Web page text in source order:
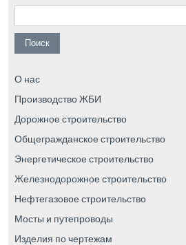
Найти:
О нас
Производство ЖБИ
Дорожное строительство
Общегражданское строительство
Энергетическое строительство
Железнодорожное строительство
Нефтегазовое строительство
Мосты и путепроводы
Изделия по чертежам